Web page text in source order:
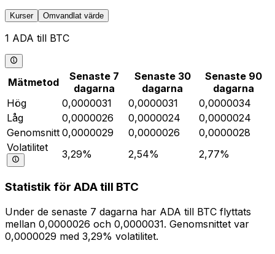
Kurser Omvandlat värde
1 ADA till BTC
Mätmetod
Senaste 7
dagarna
Senaste 30
dagarna
Senaste 90
dagarna
Hög
0,0000031 0,0000031
0,0000034
Låg
0,0000026 0,0000024
0,0000024
Genomsnitt 0,0000029 0,0000026
0,0000028
Volatilitet
3,29% 2,54% 2,77%
Statistik för ADA till BTC
Under de senaste 7 dagarna har ADA till BTC flyttats
mellan 0,0000026 och 0,0000031. Genomsnittet var
0,0000029 med 3,29% volatilitet.